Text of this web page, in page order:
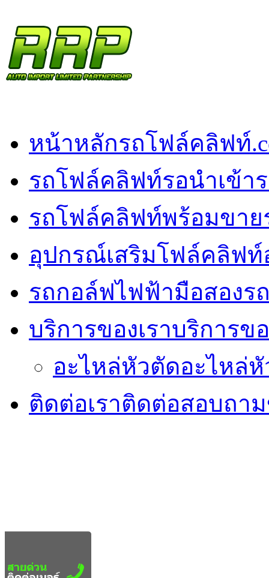
หน้าหลักรถโฟล์คลิฟท์
รถโฟล์คลิฟท์รอนำเข้า
รถโฟล์คลิฟท์พร้อมขาย
อุปกรณ์เสริมโฟล์คลิฟท์
รถกอล์ฟไฟฟ้ามือสองร
บริการของเราบริการข
อะไหล่หัวตัดอะไหล่
ติดต่อเราติดต่อสอบถา